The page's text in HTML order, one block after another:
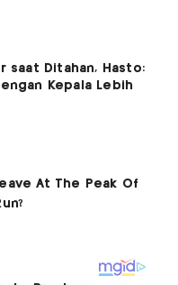
saat Ditahan, Hasto:
Kepala Lebih